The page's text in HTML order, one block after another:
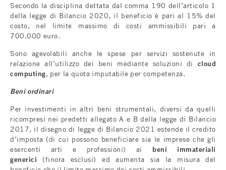
Secondo la disciplina dettata dal comma 190 dell’articolo 1
della legge di Bilancio 2020, il beneficio è pari al 15% del
costo, nel limite massimo di costi ammissibili pari a
700.000 euro.
Sono agevolabili anche le spese per servizi sostenute in
relazione all’utilizzo dei beni mediante soluzioni di cloud
computing, per la quota imputabile per competenza.
Beni ordinari
Per investimenti in altri beni strumentali, diversi da quelli
ricompresi nei predetti allegato A e B della legge di Bilancio
2017, il disegno di legge di Bilancio 2021 estende il credito
d’imposta (di cui possono beneficiare sia le imprese che gli
esercenti arti e professioni) ai beni immateriali
generici (finora esclusi) ed aumenta sia la misura del